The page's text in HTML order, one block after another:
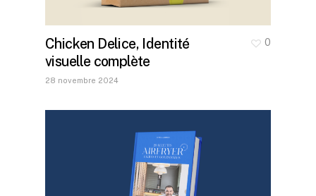
Chicken Delice, Identité
visuelle complète
28 novembre 2024
0